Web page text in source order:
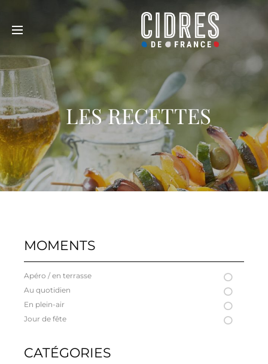
LES RECETTES
MOMENTS
Apéro / en terrasse
Au quotidien
En plein-air
Jour de fête
CATÉGORIES